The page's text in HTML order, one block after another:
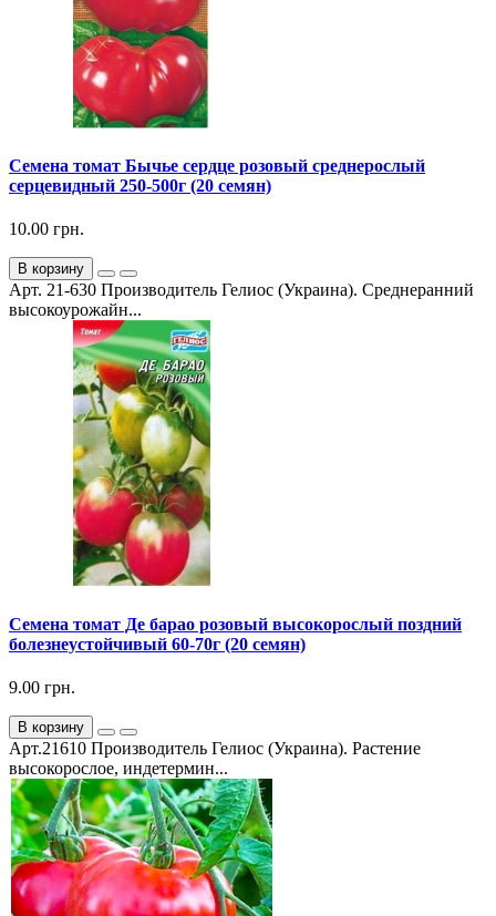
Семена томат Бычье сердце розовый среднерослый
серцевидный 250-500г (20 семян)
10.00 грн.
В корзину
Арт. 21-630 Производитель Гелиос (Украина). Среднеранний
высокоурожайн...
Семена томат Де барао розовый высокорослый поздний
болезнеустойчивый 60-70г (20 семян)
9.00 грн.
В корзину
Арт.21610 Производитель Гелиос (Украина). Растение
высокорослое, индетермин...